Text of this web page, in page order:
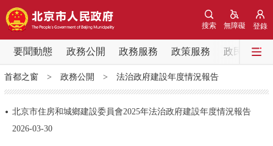
登錄
無障礙
搜索
要聞動態 政務公開 政務服務 政策服務 政民互動
要聞動態
黨中央精神 國務院資訊 中央部委動態
北京要聞 會議資訊 部門動態
首都之窗> 政務公開 > 法治政府建設年度情況報告
北京市住房和城鄉建設委員會2025年法治政府建設年度情況報告
2026-03-30